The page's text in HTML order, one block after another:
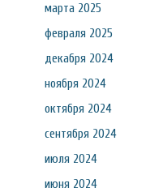
марта 2025
февраля 2025
декабря 2024
ноября 2024
октября 2024
сентября 2024
июля 2024
июня 2024